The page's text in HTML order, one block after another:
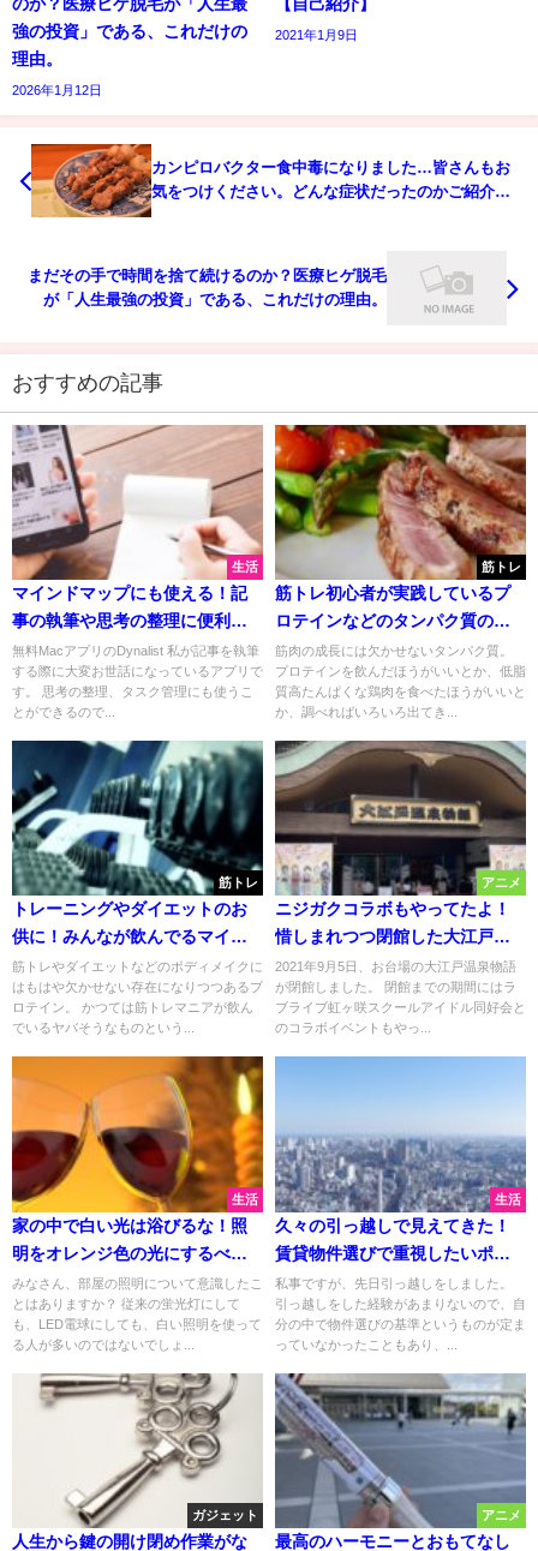
強の投資」である、これだけの
理由。
2026年1月12日
2021年1月9日
カンピロバクター食中毒になりました…皆さんもお
気をつけください。どんな症状だったのかご紹介し
まだその手で時間を捨て続けるのか？医療ヒゲ脱毛
が「人生最強の投資」である、これだけの理由。
おすすめの記事
生活
マインドマップにも使える！記
事の執筆や思考の整理に便利な
Macアプリ"Dynalist"の使い方
無料MacアプリのDynalist 私が記事を執筆
する際に大変お世話になっているアプリで
す。 思考の整理、タスク管理にも使うこ
とができるので...
筋トレ
筋トレ初心者が実践しているプ
ロテインなどのタンパク質の摂
り方
筋肉の成長には欠かせないタンパク質。
プロテインを飲んだほうがいいとか、低脂
質高たんぱくな鶏肉を食べたほうがいいと
か、調べればいろいろ出てき...
筋トレ
トレーニングやダイエットのお
供に！みんなが飲んでるマイプ
ロテインの特徴３選
筋トレやダイエットなどのボディメイクに
はもはや欠かせない存在になりつつあるプ
ロテイン。 かつては筋トレマニアが飲ん
でいるヤバそうなものという...
アニメ
ニジガクコラボもやってたよ！
惜しまれつつ閉館した大江戸温
泉物語の体験をレポート！
2021年9月5日、お台場の大江戸温泉物語
が閉館しました。 閉館までの期間にはラ
ブライブ虹ヶ咲スクールアイドル同好会と
のコラボイベントもやっ...
生活
家の中で白い光は浴びるな！照
明をオレンジ色の光にするべき3
つの理由
みなさん、部屋の照明について意識したこ
とはありますか？ 従来の蛍光灯にして
も、LED電球にしても、白い照明を使って
る人が多いのではないでしょ...
生活
久々の引っ越しで見えてきた！
賃貸物件選びで重視したいポイ
ント
私事ですが、先日引っ越しをしました。
引っ越しをした経験があまりないので、自
分の中で物件選びの基準というものが定ま
っていなかったこともあり、...
ガジェット
人生から鍵の開け閉め作業がな
アニメ
最高のハーモニーとおもてなし